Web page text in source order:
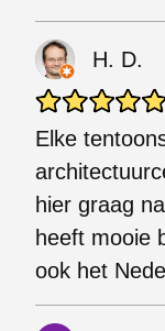
H. D.
Elke
hier graag
heeft mooie
ook het